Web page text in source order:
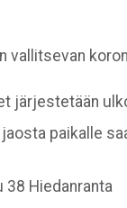
vallitsevan
järjestetään
paikalle
38 Hiedanranta